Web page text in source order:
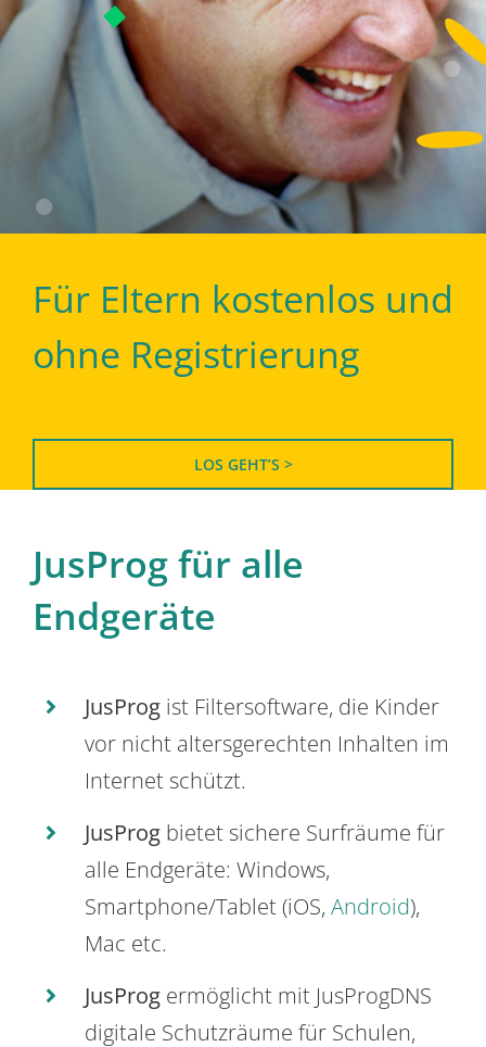
Für Eltern kostenlos und
ohne Registrierung
LOS GEHT’S >
JusProg für alle
Endgeräte
JusProg ist Filtersoftware, die Kinder
vor nicht altersgerechten Inhalten im
Internet schützt.
JusProg bietet sichere Surfräume für
alle Endgeräte: Windows,
Smartphone/Tablet (iOS, Android),
Mac etc.
JusProg ermöglicht mit JusProgDNS
digitale Schutzräume für Schulen,